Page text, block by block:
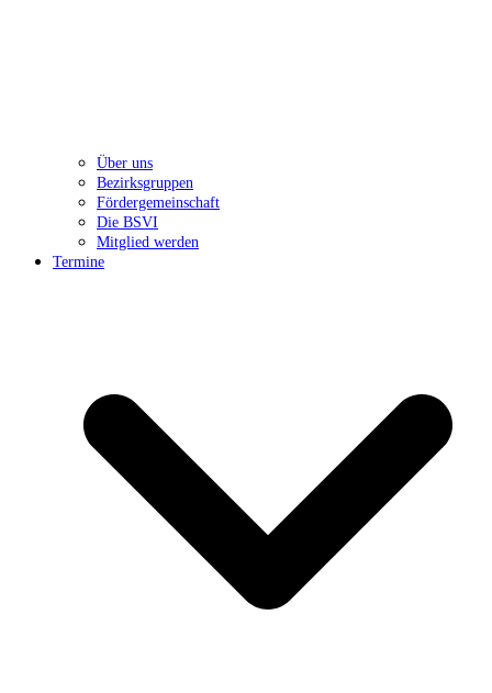
Über uns
Bezirksgruppen
Fördergemeinschaft
Die BSVI
Mitglied werden
Termine